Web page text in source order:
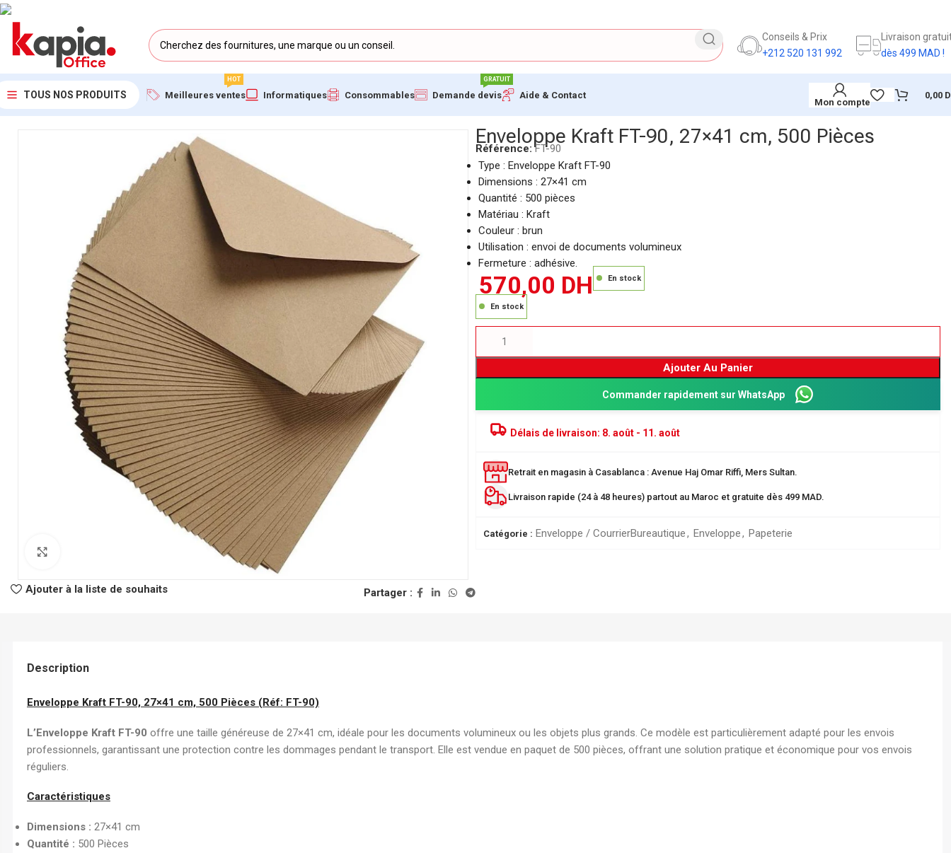
Conseils & Prix
+212 520 131 992
Livraison
dès 499 MAD !
TOUS NOS PRODUITS
Classeur Rigide
Intercalaire
Ramette Chemise
ARCHIVES
Boîte Archive Cartonnée
Boîte Archive en Poly
Dossier Suspendu
AUTRES
Spirale
Fastener
Nuageux - Idéal pour l'organisation
robuste pour archivage sécurisé
19,00DH
Meilleures ventes
HOT
Informatiques Consommables Demande devis
GRATUIT
Aide & Contact
Mon compte
0,00
Accueil/KAPIA OFFICE MAROC
Ajouter à la liste de souhaits Partager :
Enveloppe Kraft FT-90, 27×41 cm, 500 Pièces
Référence:FT-90
Type : Enveloppe Kraft FT-90
Dimensions : 27×41 cm
Quantité : 500 pièces
Matériau : Kraft
Couleur : brun
Utilisation : envoi de documents volumineux
Fermeture : adhésive.
570,00 DH En stock
En stock
Ajouter Au Panier
Commander rapidement sur WhatsApp
Délais de livraison: 8. août - 11. août
Retrait en magasin à Casablanca : Avenue Haj Omar Riffi, Mers Sultan.
Livraison rapide (24 à 48 heures) partout au Maroc et gratuite dès 499 MAD.
Catégorie : Enveloppe / CourrierBureautique, Enveloppe, Papeterie
Description
Enveloppe Kraft FT-90, 27×41 cm, 500 Pièces (Réf: FT-90)
L’Enveloppe Kraft FT-90 offre une taille généreuse de 27×41 cm, idéale pour les documents volumineux ou les objets plus grands. Ce modèle est particulièrement adapté pour les envois
professionnels, garantissant une protection contre les dommages pendant le transport. Elle est vendue en paquet de 500 pièces, offrant une solution pratique et économique pour vos envois
réguliers.
Caractéristiques
Dimensions : 27×41 cm
Quantité : 500 Pièces